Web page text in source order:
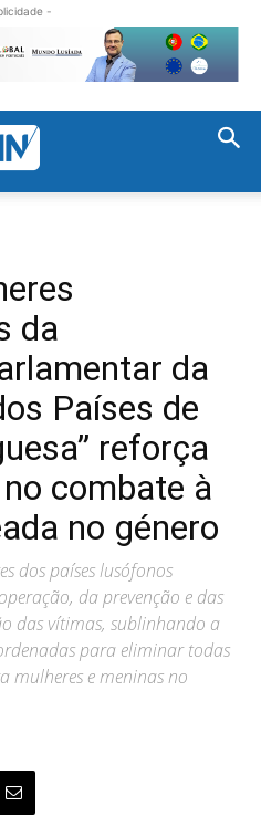
-
da
da
Países de
reforça
combate à
no género
dos países lusófonos
da prevenção e das
das vítimas, sublinhando a
para eliminar todas
mulheres e meninas no